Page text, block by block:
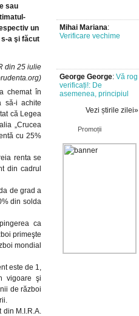
sau
un
a şi făcut
din 25 iulie
chemat în
să-i achite
că Legea
„Crucea
cu 25%
renta se
din cadrul
de grad a
din solda
ca
primeşte
mondial
este de 1,
vigoare şi
de război
din M.I.R.A.
asemenea, principiul
executării cu bună
credință [..]
semnal de alarmă la
implicati in [..]
Liviu:Doresc sa aflu
Vezi știrile zilei»
Promoții